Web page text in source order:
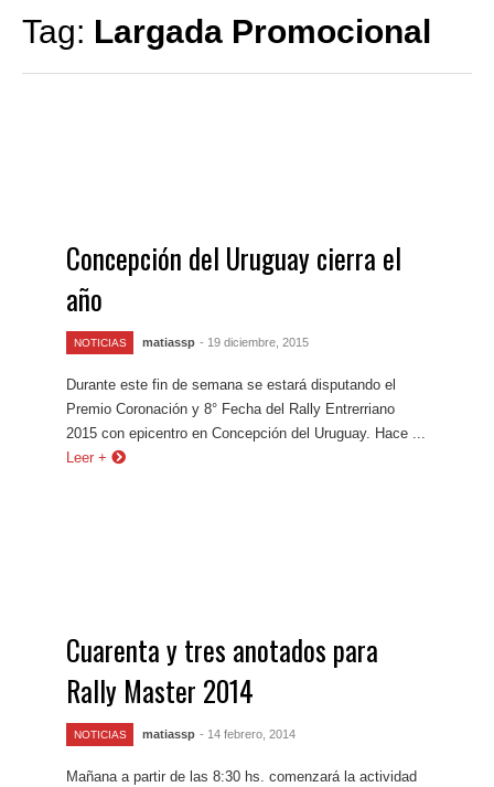
Tag: Largada Promocional
Concepción del Uruguay cierra el
año
NOTICIAS matiassp - 19 diciembre, 2015
Durante este fin de semana se estará disputando el
Premio Coronación y 8° Fecha del Rally Entrerriano
2015 con epicentro en Concepción del Uruguay. Hace ...
Leer +
Cuarenta y tres anotados para
Rally Master 2014
NOTICIAS matiassp - 14 febrero, 2014
Mañana a partir de las 8:30 hs. comenzará la actividad